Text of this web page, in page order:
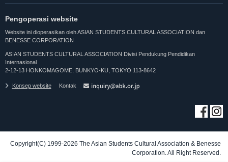
Pengoperasi website
Website ini dioperasikan oleh ASIAN STUDENTS CULTURAL ASSOCIATION dan
BENESSE CORPORATION
ASIAN STUDENTS CULTURAL ASSOCIATION Divisi Pendukung Pendidikan
Internasional
2-12-13 HONKOMAGOME, BUNKYO-KU, TOKYO 113-8642
Konsep website Kontak
Copyright(C) 1999-2026 The Asian Students Cultural Association & Benesse
Corporation. All Right Reserved.